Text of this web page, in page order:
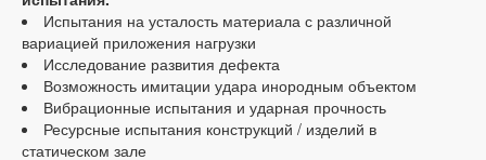
Испытания на усталость материала с различной
вариацией приложения нагрузки
Исследование развития дефекта
Возможность имитации удара инородным объектом
Вибрационные испытания и ударная прочность
Ресурсные испытания конструкций / изделий в
статическом зале